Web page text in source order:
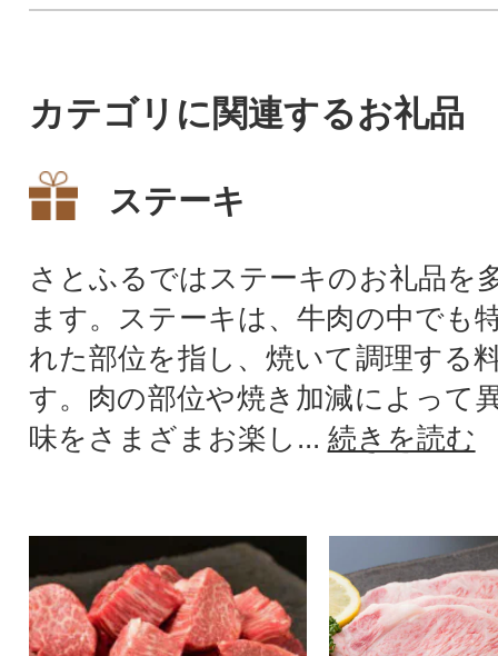
カテゴリに関連するお礼品
ステーキ
さとふるではステーキのお礼品を
ます。ステーキは、牛肉の中でも
れた部位を指し、焼いて調理する
す。肉の部位や焼き加減によって
味をさまざまお楽し... 続きを読む